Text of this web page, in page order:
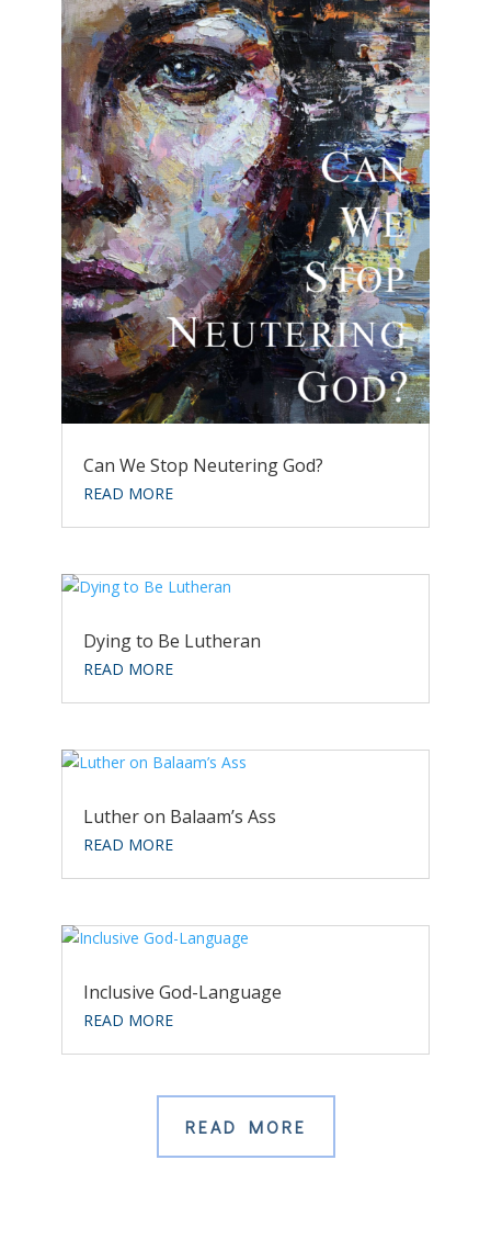
Can We Stop Neutering God?
READ MORE
Dying to Be Lutheran
READ MORE
Luther on Balaam’s Ass
READ MORE
Inclusive God-Language
READ MORE
READ MORE